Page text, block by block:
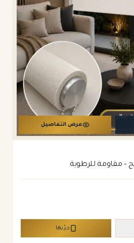
عرض التفاصيل
– مقاومة للرطوبة
جرّبها